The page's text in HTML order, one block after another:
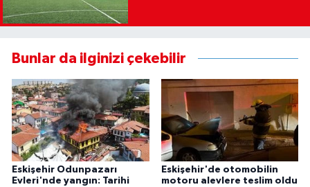
Bunlar da ilginizi çekebilir
Eskişehir Odunpazarı
Evleri'nde yangın: Tarihi
Eskişehir'de otomobilin
motoru alevlere teslim oldu